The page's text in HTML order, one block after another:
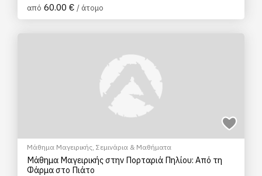
από 60.00 € / άτομο
Μάθημα Μαγειρικής, Σεμινάρια & Μαθήματα
Μάθημα Μαγειρικής στην Πορταριά Πηλίου: Από τη
Φάρμα στο Πιάτο